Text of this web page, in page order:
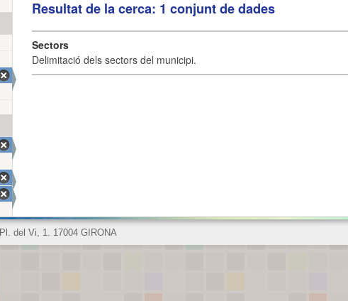
Resultat de la cerca: 1 conjunt de dades
Sectors
Delimitació dels sectors del municipi.
Pl. del Vi, 1. 17004 GIRONA